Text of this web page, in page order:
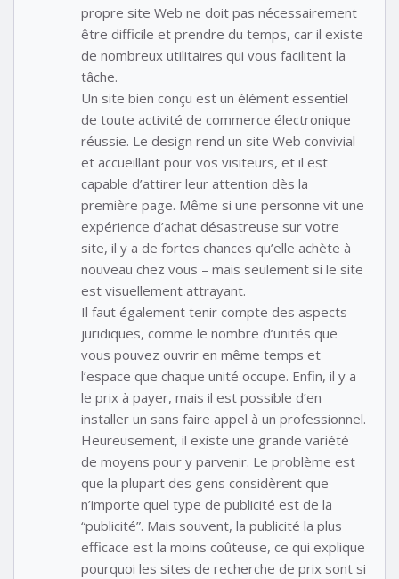
propre site Web ne doit pas nécessairement
être difficile et prendre du temps, car il existe
de nombreux utilitaires qui vous facilitent la
tâche.
Un site bien conçu est un élément essentiel
de toute activité de commerce électronique
réussie. Le design rend un site Web convivial
et accueillant pour vos visiteurs, et il est
capable d’attirer leur attention dès la
première page. Même si une personne vit une
expérience d’achat désastreuse sur votre
site, il y a de fortes chances qu’elle achète à
nouveau chez vous – mais seulement si le site
est visuellement attrayant.
Il faut également tenir compte des aspects
juridiques, comme le nombre d’unités que
vous pouvez ouvrir en même temps et
l’espace que chaque unité occupe. Enfin, il y a
le prix à payer, mais il est possible d’en
installer un sans faire appel à un professionnel.
Heureusement, il existe une grande variété
de moyens pour y parvenir. Le problème est
que la plupart des gens considèrent que
n’importe quel type de publicité est de la
“publicité”. Mais souvent, la publicité la plus
efficace est la moins coûteuse, ce qui explique
pourquoi les sites de recherche de prix sont si